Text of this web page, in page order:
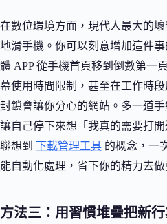
在數位環境方面，現代人最大的
地滑手機。你可以刻意增加這件
體 APP 從手機首頁移到倒數第一
幕使用時間限制，甚至在工作時段
封鎖會讓你分心的網站。多一道
讓自己停下來想「我真的需要打
聯想到 下載管理工具 的概念，一
能自動化處理，省下你的精力去做
方法三：用習慣堆疊把新